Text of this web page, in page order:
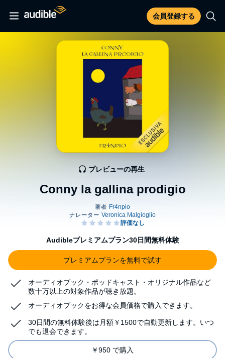
会員登録する
Conny la gallina prodigio
プレビューの再生
Audibleプレミアムプラン30日間無料体験
プレミアムプランを無料で試す
オーディオブック・ポッドキャスト・オリジナル作品など
数十万以上の対象作品が聴き放題。
オーディオブックをお得な会員価格で購入できます。
30日間の無料体験後は月額￥1500で自動更新します。いつ
でも退会できます。
￥950 で購入